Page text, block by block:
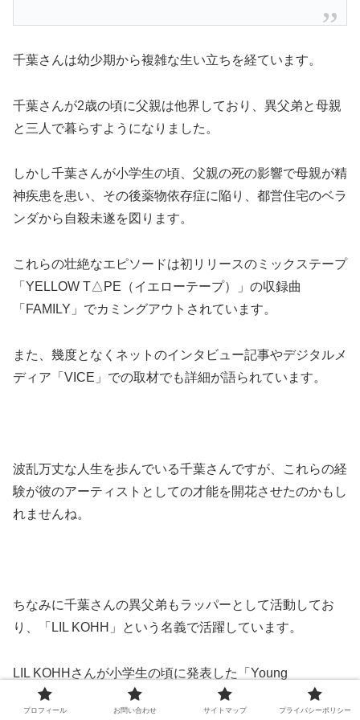
千葉さんは幼少期から複雑な生い立ちを経ています。
千葉さんが2歳の頃に父親は他界しており、異父弟と母親
と三人で暮らすようになりました。
しかし千葉さんが小学生の頃、父親の死の影響で母親が精
神疾患を患い、その後薬物依存症に陥り、都営住宅のベラ
ンダから自殺未遂を図ります。
これらの壮絶なエピソードは初リリースのミックステープ
「YELLOW T△PE（イエローテープ）」の収録曲
「FAMILY」でカミングアウトされています。
また、幾度となくネットのインタビュー記事やデジタルメ
ディア「VICE」での取材でも詳細が語られています。
波乱万丈な人生を歩んでいる千葉さんですが、これらの経
験が彼のアーティストとしての才能を開花させたのかもし
れませんね。
ちなみに千葉さんの異父弟もラッパーとして活動してお
り、「LIL KOHH」という名義で活躍しています。
LIL KOHHさんが小学生の頃に発表した「Young
Forever」という楽曲が、千葉さんやLIL KOHHさんが注目
プロフィール お問い合わせ サイトマップ プライバシーポリシー